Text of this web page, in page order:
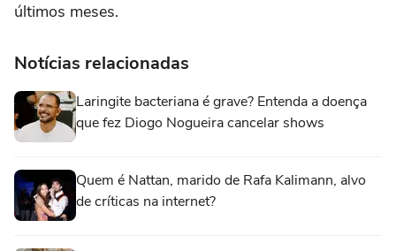
últimos meses.
Notícias relacionadas
Laringite bacteriana é grave? Entenda a doença
que fez Diogo Nogueira cancelar shows
Quem é Nattan, marido de Rafa Kalimann, alvo
de críticas na internet?